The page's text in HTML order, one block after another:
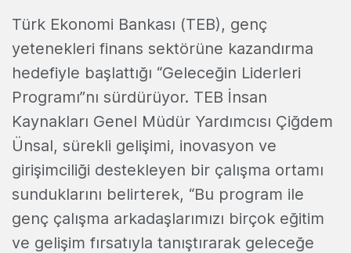
Türk Ekonomi Bankası (TEB), genç
yetenekleri finans sektörüne kazandırma
hedefiyle başlattığı “Geleceğin Liderleri
Programı”nı sürdürüyor. TEB İnsan
Kaynakları Genel Müdür Yardımcısı Çiğdem
Ünsal, sürekli gelişimi, inovasyon ve
girişimciliği destekleyen bir çalışma ortamı
sunduklarını belirterek, “Bu program ile
genç çalışma arkadaşlarımızı birçok eğitim
ve gelişim fırsatıyla tanıştırarak geleceğe